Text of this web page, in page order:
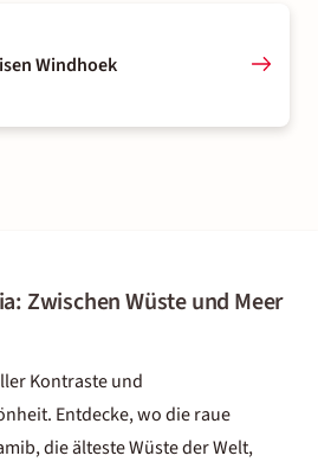
Windhoek
Zwischen Wüste und Meer
Kontraste und
Entdecke, wo die raue
die älteste Wüste der Welt,